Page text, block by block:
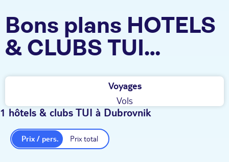
Bons plans HOTELS
& CLUBS TUI
Dubrovnik
Voyages
Vols
1 hôtels & clubs TUI à Dubrovnik
Prix total
Prix / pers.